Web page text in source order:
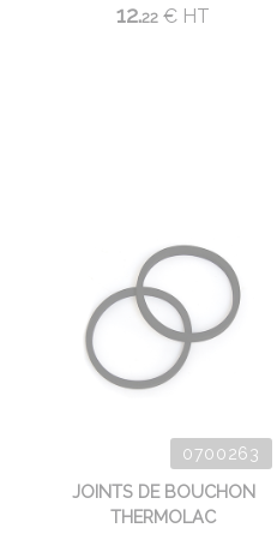
12.22 € HT
0700263
JOINTS DE BOUCHON
THERMOLAC